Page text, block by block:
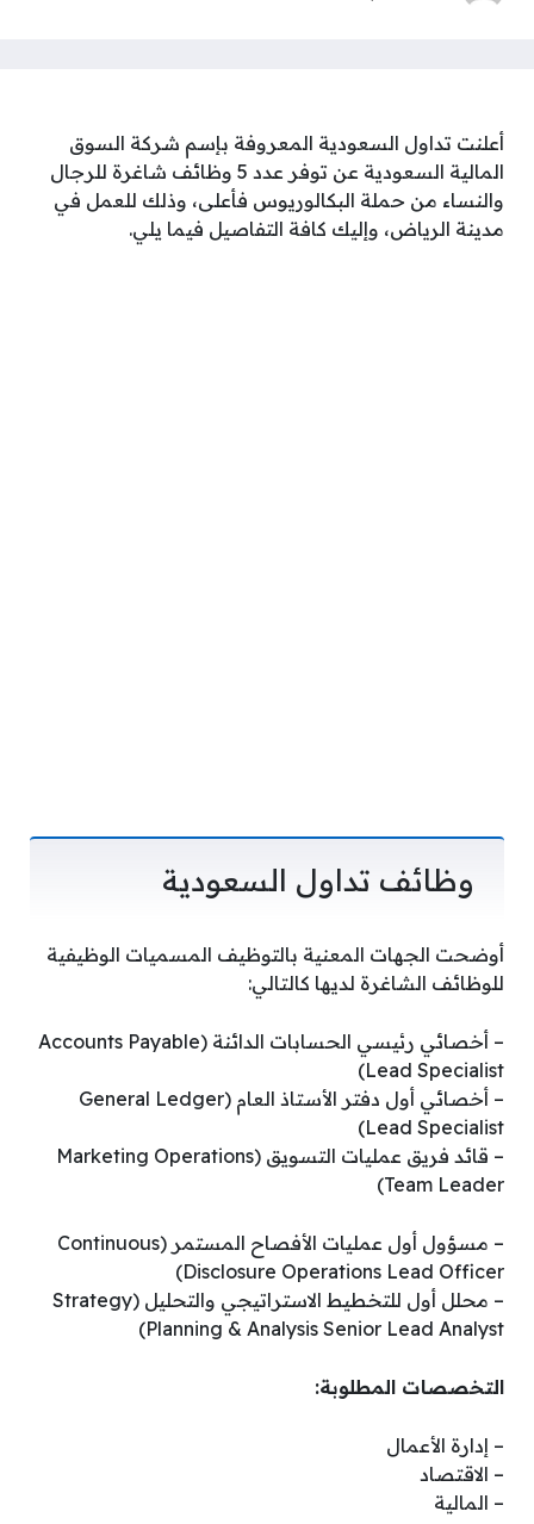
أعلنت تداول السعودية المعروفة بإسم شركة السوق
المالية السعودية عن توفر عدد 5 وظائف شاغرة للرجال
والنساء من حملة البكالوريوس فأعلى، وذلك للعمل في
مدينة الرياض، وإليك كافة التفاصيل فيما يلي.
وظائف تداول السعودية
أوضحت الجهات المعنية بالتوظيف المسميات الوظيفية
للوظائف الشاغرة لديها كالتالي:
– أخصائي رئيسي الحسابات الدائنة (Accounts Payable
Lead Specialist)
– أخصائي أول دفتر الأستاذ العام (General Ledger
Lead Specialist)
– قائد فريق عمليات التسويق (Marketing Operations
Team Leader)
– مسؤول أول عمليات الأفصاح المستمر (Continuous
Disclosure Operations Lead Officer)
– محلل أول للتخطيط الاستراتيجي والتحليل (Strategy
Planning & Analysis Senior Lead Analyst)
التخصصات المطلوبة:
– إدارة الأعمال
– الاقتصاد
– المالية